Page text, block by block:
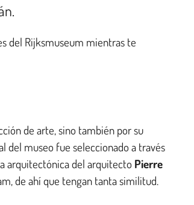
del Rijksmuseum mientras te
de arte, sino también por su
del museo fue seleccionado a través
arquitectónica del arquitecto Pierre
de ahí que tengan tanta similitud.